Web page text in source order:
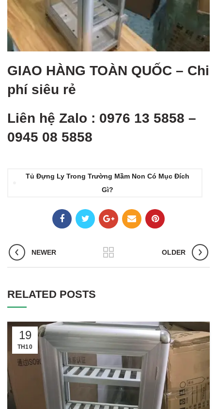
GIAO HÀNG TOÀN QUỐC – Chi
phí siêu rẻ
Liên hệ Zalo : 0976 13 5858 –
0945 08 5858
Tủ Đựng Ly Trong Trường Mầm Non Có Mục Đích
Gì?
NEWER OLDER
RELATED POSTS
19
TH10